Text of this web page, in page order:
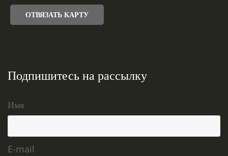
ОТВЯЗАТЬ КАРТУ
Подпишитесь на рассылку
Имя
E-mail